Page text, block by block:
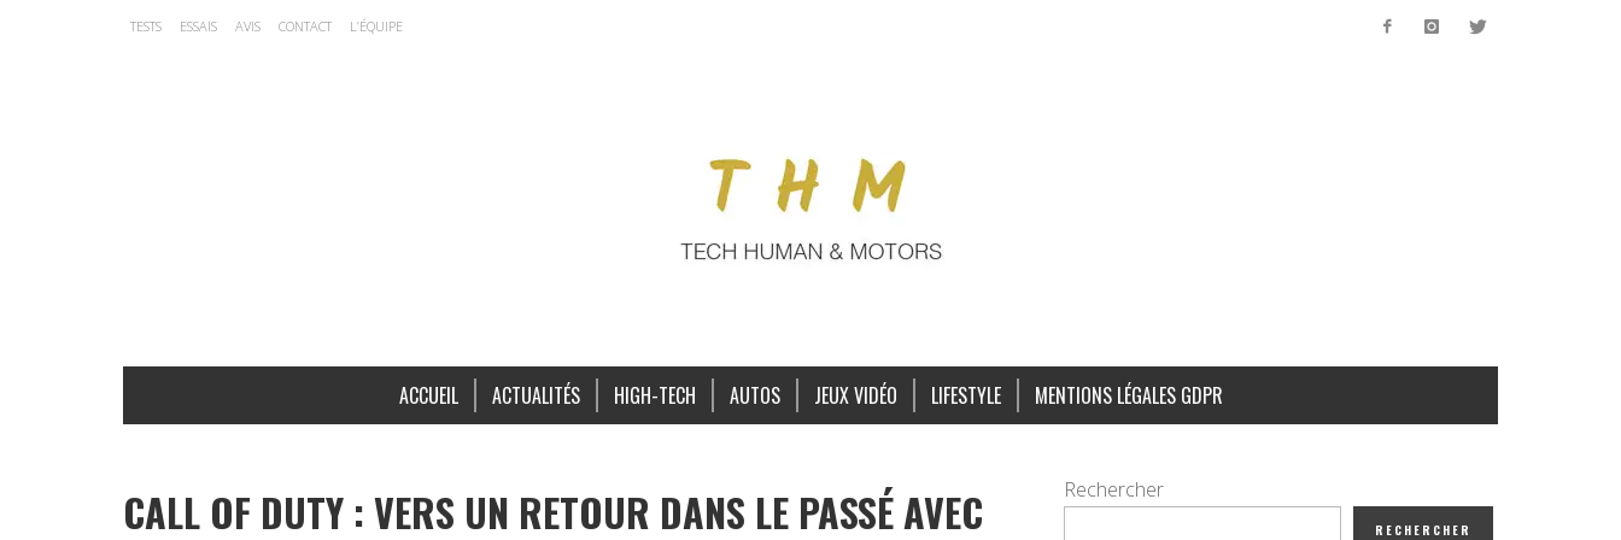
TESTS ESSAIS AVIS CONTACT L’ÉQUIPE
ACCUEIL ACTUALITÉS HIGH-TECH AUTOS JEUX VIDÉO LIFESTYLE MENTIONS LÉGALES GDPR
CALL OF DUTY : VERS UN RETOUR DANS LE PASSÉ AVEC Rechercher
RECHERCHER